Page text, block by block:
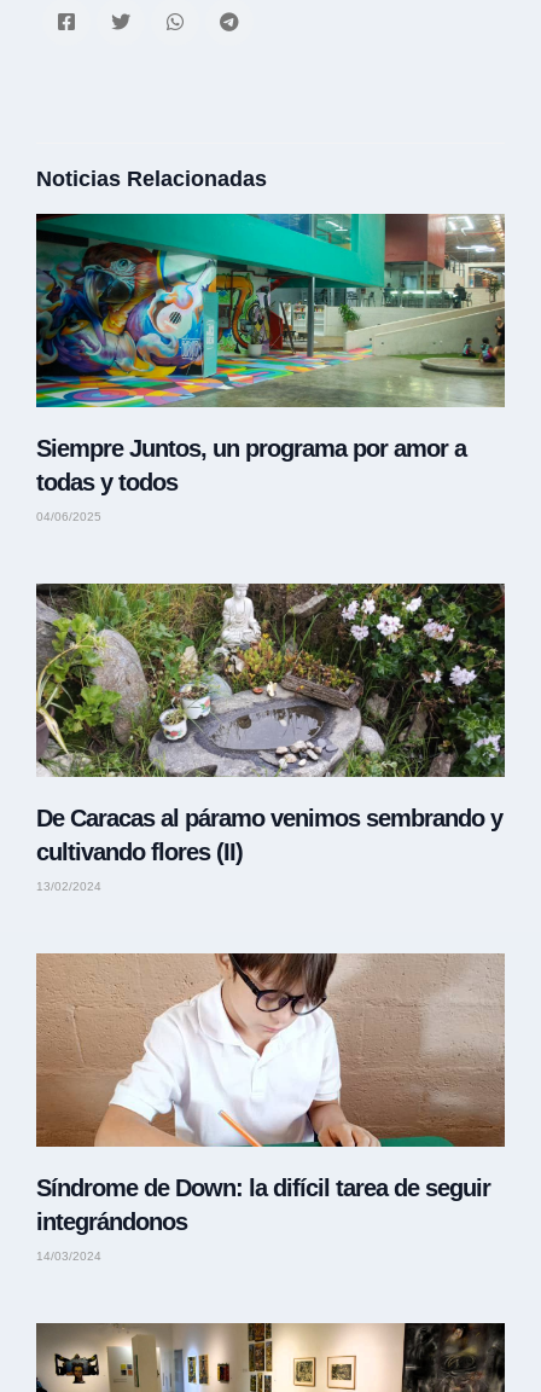
Noticias Relacionadas
Siempre Juntos, un programa por amor a
todas y todos
04/06/2025
De Caracas al páramo venimos sembrando y
cultivando flores (II)
13/02/2024
Síndrome de Down: la difícil tarea de seguir
integrándonos
14/03/2024